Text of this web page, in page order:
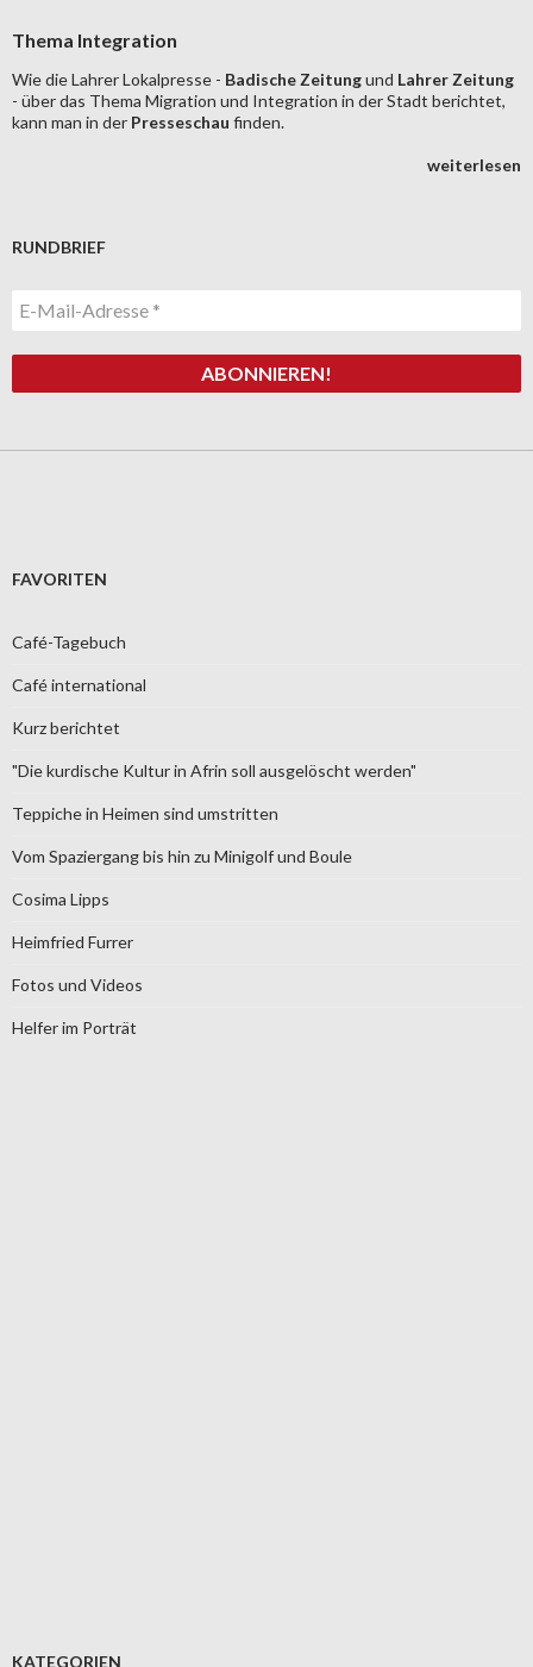
Thema Integration
Wie die Lahrer Lokalpresse - Badische Zeitungund Lahrer Zeitung
- über das Thema Migration und Integration in der Stadt berichtet,
kann man in der Presseschau finden.
weiterlesen
RUNDBRIEF
FAVORITEN
Café-Tagebuch
Café international
Kurz berichtet
"Die kurdische Kultur in Afrin soll ausgelöscht werden"
Teppiche in Heimen sind umstritten
Vom Spaziergang bis hin zu Minigolf und Boule
Cosima Lipps
Heimfried Furrer
Fotos und Videos
Helfer im Porträt
KATEGORIEN